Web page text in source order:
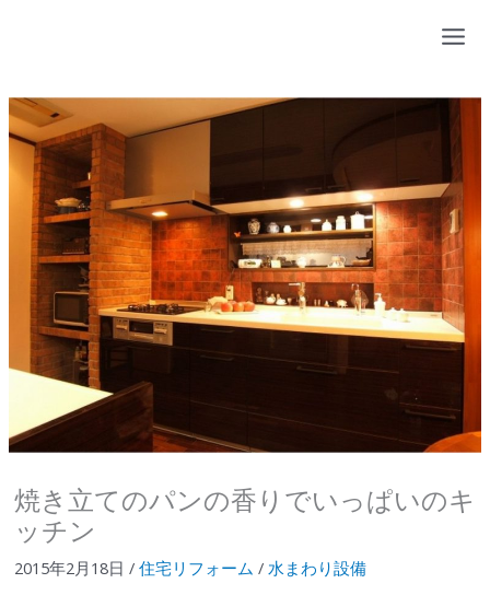
ス
キ
ッ
焼き立てのパンの香りでいっぱいのキ
ッチン
2015年2月18日 / 住宅リフォーム / 水まわり設備